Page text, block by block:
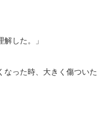
解した。」
なった時、大きく傷ついた